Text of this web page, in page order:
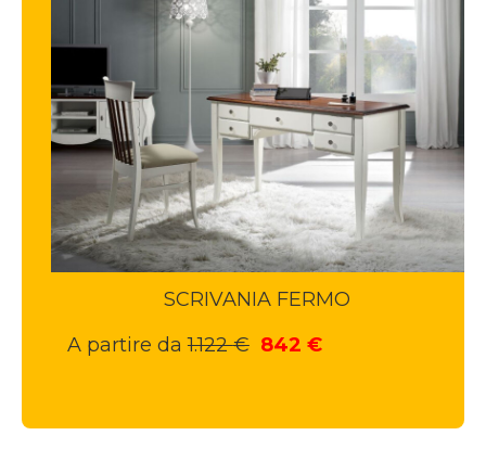
SCRIVANIA FERMO
A partire da1.122€ Il842 €Il